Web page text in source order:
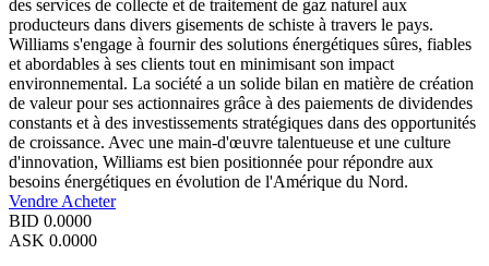
des services de collecte et de traitement de gaz naturel aux
producteurs dans divers gisements de schiste à travers le pays.
Williams s'engage à fournir des solutions énergétiques sûres, fiables
et abordables à ses clients tout en minimisant son impact
environnemental. La société a un solide bilan en matière de création
de valeur pour ses actionnaires grâce à des paiements de dividendes
constants et à des investissements stratégiques dans des opportunités
de croissance. Avec une main-d'œuvre talentueuse et une culture
d'innovation, Williams est bien positionnée pour répondre aux
besoins énergétiques en évolution de l'Amérique du Nord.
Vendre Acheter
BID 0.0000
ASK 0.0000